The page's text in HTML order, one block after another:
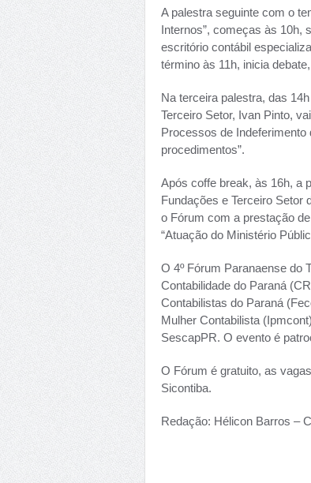
A palestra seguinte com o
Internos”, começas às 10h,
escritório contábil
término às 11h, inicia
Na terceira palestra, das
Terceiro Setor, Ivan Pinto,
Processos de
procedimentos”.
Após coffe break, às 16h, a
Fundações e Terceiro Setor
o Fórum com a prestação
“Atuação do Ministério
O 4º Fórum Paranaense do
Contabilidade do Paraná
Contabilistas do Paraná
Mulher Contabilista
SescapPR. O evento é
O Fórum é gratuito, as
Sicontiba.
Redação: Hélicon Barros –